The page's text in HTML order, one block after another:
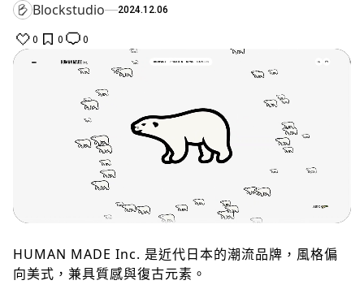
Blockstudio 2024.12.06
0 0 0
HUMAN MADE Inc. 是近代日本的潮流品牌，風格偏
向美式，兼具質感與復古元素。